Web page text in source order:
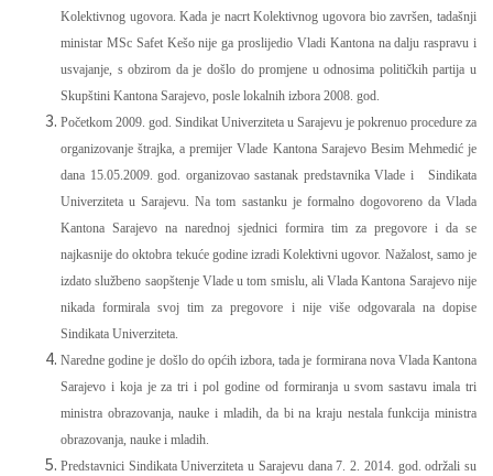
Kolektivnog ugovora. Kada je nacrt Kolektivnog ugovora bio završen, tadašnji
ministar MSc Safet Kešo nije ga proslijedio Vladi Kantona na dalju raspravu i
usvajanje, s obzirom da je došlo do promjene u odnosima političkih partija u
Skupštini Kantona Sarajevo, posle lokalnih izbora 2008. god.
Početkom 2009. god. Sindikat Univerziteta u Sarajevu je pokrenuo procedure za
organizovanje štrajka, a premijer Vlade Kantona Sarajevo Besim Mehmedić je
dana 15.05.2009. god. organizovao sastanak predstavnika Vlade i Sindikata
Univerziteta u Sarajevu. Na tom sastanku je formalno dogovoreno da Vlada
Kantona Sarajevo na narednoj sjednici formira tim za pregovore i da se
najkasnije do oktobra tekuće godine izradi Kolektivni ugovor. Nažalost, samo je
izdato službeno saopštenje Vlade u tom smislu, ali Vlada Kantona Sarajevo nije
nikada formirala svoj tim za pregovore i nije više odgovarala na dopise
Sindikata Univerziteta.
Naredne godine je došlo do općih izbora, tada je formirana nova Vlada Kantona
Sarajevo i koja je za tri i pol godine od formiranja u svom sastavu imala tri
ministra obrazovanja, nauke i mladih, da bi na kraju nestala funkcija ministra
obrazovanja, nauke i mladih.
Predstavnici Sindikata Univerziteta u Sarajevu dana 7. 2. 2014. god. održali su